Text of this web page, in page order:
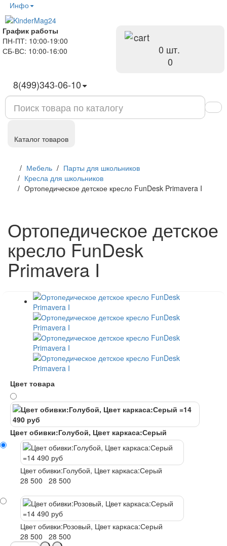
Инфо
График работы
ПН-ПТ: 10:00-19:00
СБ-ВС: 10:00-16:00
0 шт.
0
8(499)343-06-10
Каталог товаров
Мебель
Парты для школьников
Кресла для школьников
Ортопедическое детское кресло FunDesk Primavera I
Ортопедическое детское
кресло FunDesk
Primavera I
Цвет товара
Цвет обивки:Голубой, Цвет каркаса:Серый
Цвет обивки:Голубой, Цвет каркаса:Серый
28 500
руб
28 500
Цвет обивки:Розовый, Цвет каркаса:Серый
28 500
руб
28 500